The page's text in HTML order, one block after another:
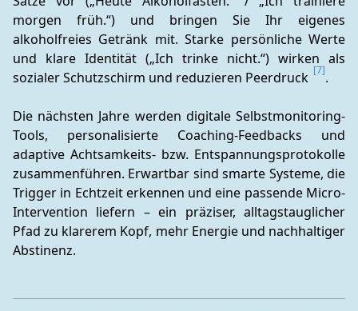
morgen früh.“) und bringen Sie Ihr eigenes
alkoholfreies Getränk mit. Starke persönliche Werte
und klare Identität („Ich trinke nicht.“) wirken als
sozialer Schutzschirm und reduzieren Peerdruck [7].
Die nächsten Jahre werden digitale Selbstmonitoring-
Tools, personalisierte Coaching-Feedbacks und
adaptive Achtsamkeits- bzw. Entspannungsprotokolle
zusammenführen. Erwartbar sind smarte Systeme, die
Trigger in Echtzeit erkennen und eine passende Micro-
Intervention liefern – ein präziser, alltagstauglicher
Pfad zu klarerem Kopf, mehr Energie und nachhaltiger
Abstinenz.